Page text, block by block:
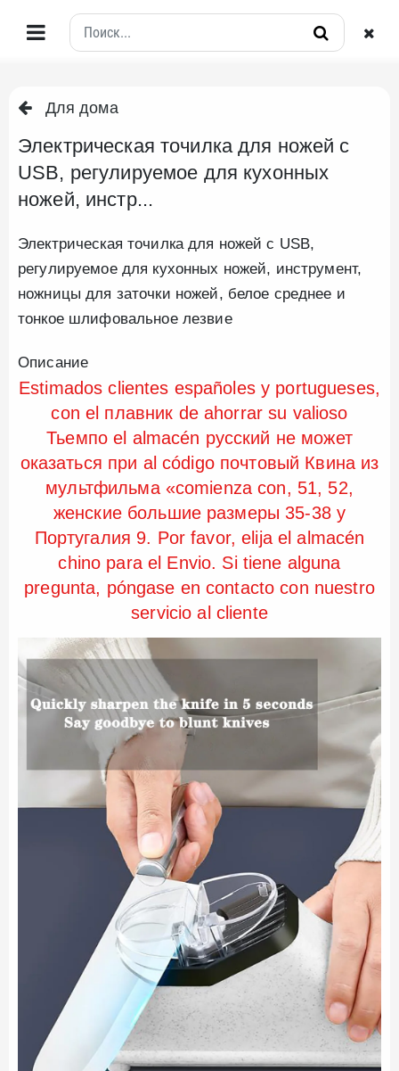
Для дома
Электрическая точилка для ножей с
USB, регулируемое для кухонных
ножей, инстр...
Электрическая точилка для ножей с USB,
регулируемое для кухонных ножей, инструмент,
ножницы для заточки ножей, белое среднее и
тонкое шлифовальное лезвие
Описание
Estimados clientes españoles y portugueses,
con el плавник de ahorrar su valioso
Тьемпо el almacén русский не может
оказаться при al código почтовый Квина из
мультфильма «comienza con, 51, 52,
женские большие размеры 35-38 y
Португалия 9. Por favor, elija el almacén
chino para el Envio. Si tiene alguna
pregunta, póngase en contacto con nuestro
servicio al cliente